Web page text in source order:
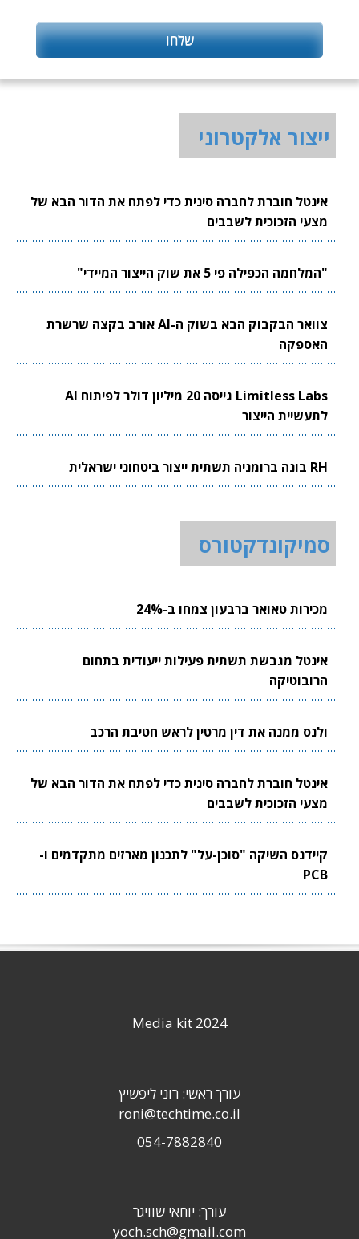
ייצור אלקטרוני
אינטל חוברת לחברה סינית כדי לפתח את הדור הבא של
מצעי הזכוכית לשבבים
"המלחמה הכפילה פי 5 את שוק הייצור המיידי"
צוואר הבקבוק הבא בשוק ה-AI אורב בקצה שרשרת
האספקה
Limitless Labs גייסה 20 מיליון דולר לפיתוח AI
לתעשיית הייצור
RH בונה ברומניה תשתית ייצור ביטחוני ישראלית
סמיקונדקטורס
מכירות טאואר ברבעון צמחו ב-24%
אינטל מגבשת תשתית פעילות ייעודית בתחום
הרובוטיקה
ולנס ממנה את דין מרטין לראש חטיבת הרכב
אינטל חוברת לחברה סינית כדי לפתח את הדור הבא של
מצעי הזכוכית לשבבים
קיידנס השיקה "סוכן-על" לתכנון מארזים מתקדמים ו-
PCB
Media kit 2024
עורך ראשי: רוני ליפשיץ
roni@techtime.co.il
054-7882840
עורך: יוחאי שוויגר
yoch.sch@gmail.com